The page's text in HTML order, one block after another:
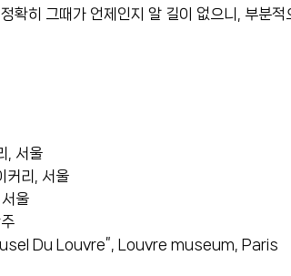
확히 그때가 언제인지 알 길이 없으니, 부분
, 서울
커리, 서울
울
Du Louvre”, Louvre museum, Paris